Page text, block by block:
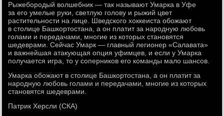
Рыжебородый волшебник — так называют Умарка в Уфе
за его умелые руки, светлую голову и рыжий цвет
растительности на лице. Шведского хоккеиста обожают
в столице Башкортостана, а он платит за народную любовь
голами и передачами, многие из которых становятся
шедеврами. Сейчас Умарк — главный легионер «Салавата»
и важнейшая атакующая опция уфимцев, и если у Умарка
получается игра, то у соперников его команды мало шансов.
Умарка обожают в столице Башкортостана, а он платит за
народную любовь голами и передачами, многие из которых
становятся шедеврами.
Патрик Херсли (СКА)